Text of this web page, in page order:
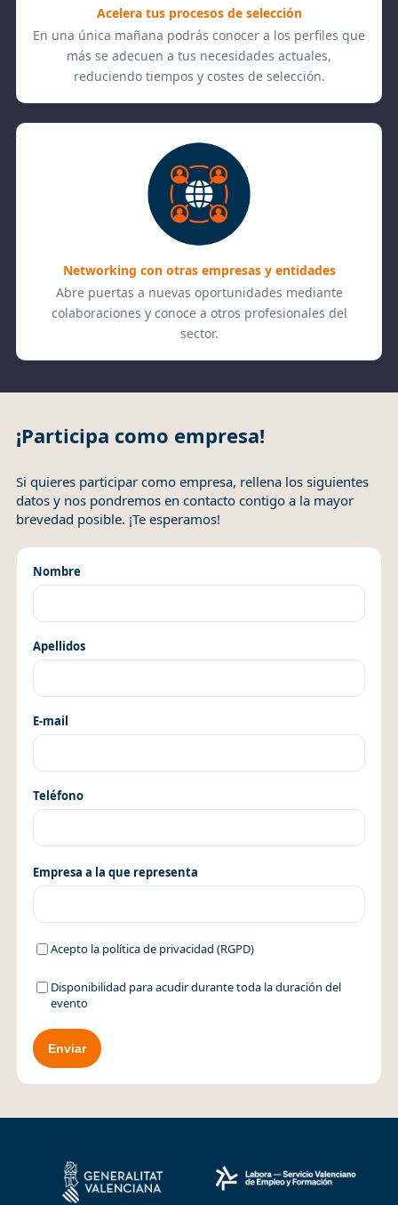
Acelera tus procesos de selección
En una única mañana podrás conocer a los perfiles que
más se adecuen a tus necesidades actuales,
reduciendo tiempos y costes de selección.
Networking con otras empresas y entidades
Abre puertas a nuevas oportunidades mediante
colaboraciones y conoce a otros profesionales del
sector.
¡Participa como empresa!
Si quieres participar como empresa, rellena los siguientes
datos y nos pondremos en contacto contigo a la mayor
brevedad posible. ¡Te esperamos!
Nombre
Apellidos
E-mail
Teléfono
Empresa a la que representa
Acepto la política de privacidad (RGPD)
Disponibilidad para acudir durante toda la duración del
evento
Enviar